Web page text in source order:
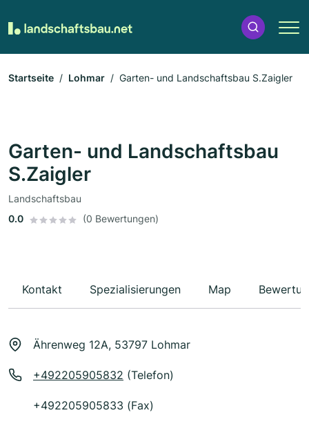
Startseite Lohmar Garten- und Landschaftsbau S.Zaigler
Garten- und Landschaftsbau
S.Zaigler
Landschaftsbau
0.0
(0 Bewertungen)
Kontakt Spezialisierungen Map
Ährenweg 12A, 53797 Lohmar
+492205905832 (Telefon)
+492205905833 (Fax)